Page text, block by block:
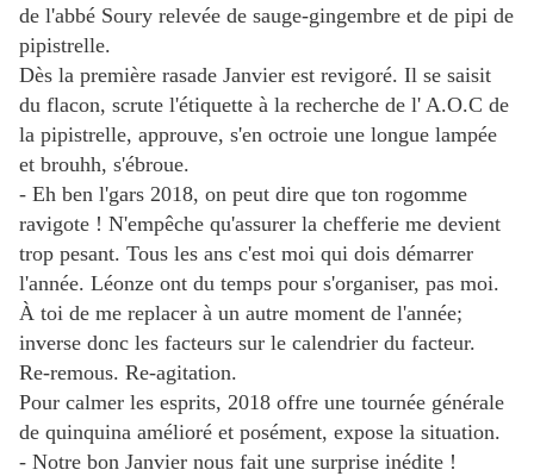
de l'abbé Soury relevée de sauge-gingembre et de pipi de
pipistrelle.
Dès la première rasade Janvier est revigoré. Il se saisit
du flacon, scrute l'étiquette à la recherche de l' A.O.C de
la pipistrelle, approuve, s'en octroie une longue lampée
et brouhh, s'ébroue.
- Eh ben l'gars 2018, on peut dire que ton rogomme
ravigote ! N'empêche qu'assurer la chefferie me devient
trop pesant. Tous les ans c'est moi qui dois démarrer
l'année. Léonze ont du temps pour s'organiser, pas moi.
À toi de me replacer à un autre moment de l'année;
inverse donc les facteurs sur le calendrier du facteur.
Re-remous. Re-agitation.
Pour calmer les esprits, 2018 offre une tournée générale
de quinquina amélioré et posément, expose la situation.
- Notre bon Janvier nous fait une surprise inédite !